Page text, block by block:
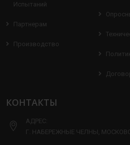
Испытаний
Партнерам
Производство
КОНТАКТЫ
АДРЕС:
Г. НАБЕРЕЖНЫЕ ЧЕЛНЫ,